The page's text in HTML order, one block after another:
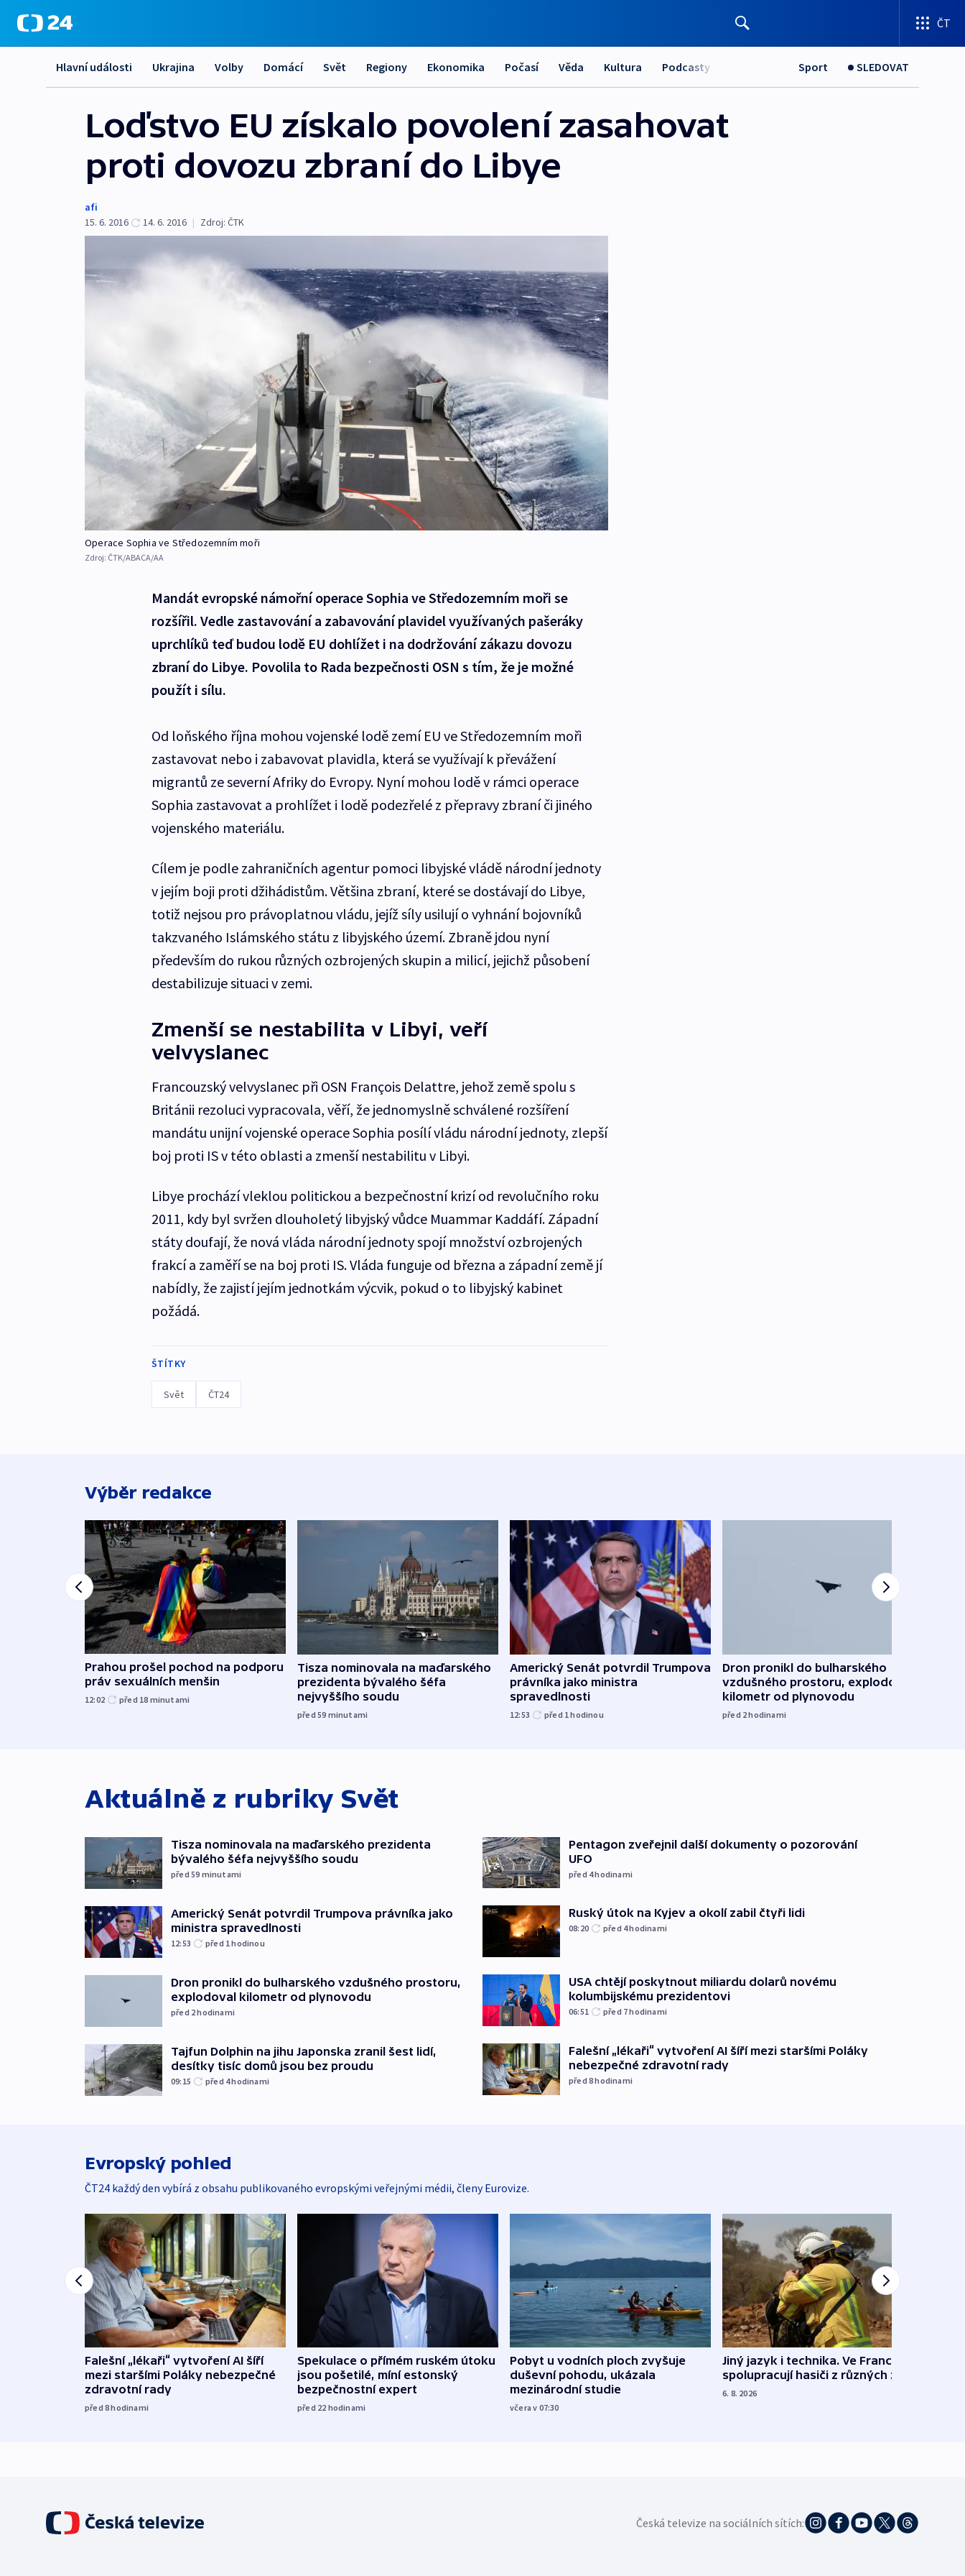
ČT
Hlavní události Ukrajina Volby Domácí Svět Regiony Ekonomika Počasí Věda Kultura Podcasty Sport SLEDOVAT
Loďstvo EU získalo povolení zasahovat
proti dovozu zbraní do Libye
afi
15. 6. 2016
14. 6. 2016 | Zdroj: ČTK
Operace Sophia ve Středozemním moři
Zdroj: ČTK/ABACA/AA
Mandát evropské námořní operace Sophia ve Středozemním moři se
rozšířil. Vedle zastavování a zabavování plavidel využívaných pašeráky
uprchlíků teď budou lodě EU dohlížet i na dodržování zákazu dovozu
zbraní do Libye. Povolila to Rada bezpečnosti OSN s tím, že je možné
použít i sílu.
Od loňského října mohou vojenské lodě zemí EU ve Středozemním moři
zastavovat nebo i zabavovat plavidla, která se využívají k převážení
migrantů ze severní Afriky do Evropy. Nyní mohou lodě v rámci operace
Sophia zastavovat a prohlížet i lodě podezřelé z přepravy zbraní či jiného
vojenského materiálu.
Cílem je podle zahraničních agentur pomoci libyjské vládě národní jednoty
v jejím boji proti džihádistům. Většina zbraní, které se dostávají do Libye,
totiž nejsou pro právoplatnou vládu, jejíž síly usilují o vyhnání bojovníků
takzvaného Islámského státu z libyjského území. Zbraně jdou nyní
především do rukou různých ozbrojených skupin a milicí, jejichž působení
destabilizuje situaci v zemi.
Zmenší se nestabilita v Libyi, veří
velvyslanec
Francouzský velvyslanec při OSN François Delattre, jehož země spolu s
Británii rezoluci vypracovala, věří, že jednomyslně schválené rozšíření
mandátu unijní vojenské operace Sophia posílí vládu národní jednoty, zlepší
boj proti IS v této oblasti a zmenší nestabilitu v Libyi.
Libye prochází vleklou politickou a bezpečnostní krizí od revolučního roku
2011, kdy byl svržen dlouholetý libyjský vůdce Muammar Kaddáfí. Západní
státy doufají, že nová vláda národní jednoty spojí množství ozbrojených
frakcí a zaměří se na boj proti IS. Vláda funguje od března a západní země jí
nabídly, že zajistí jejím jednotkám výcvik, pokud o to libyjský kabinet
požádá.
ŠTÍTKY
Svět ČT24
Výběr redakce
Prahou prošel pochod na podporu
práv sexuálních menšin
12:02 před 18 minutami
Tisza nominovala na maďarského
prezidenta bývalého šéfa
nejvyššího soudu
před 59 minutami
Americký Senát potvrdil Trumpova
právníka jako ministra
spravedlnosti
12:53 před 1hodinou
Dron pronikl do bulharského
vzdušného prostoru, explodoval
kilometr od plynovodu
před 2hodinami
Aktuálně z rubriky Svět
Tisza nominovala na maďarského prezidenta
bývalého šéfa nejvyššího soudu
před 59 minutami
Americký Senát potvrdil Trumpova právníka jako
ministra spravedlnosti
12:53 před 1hodinou
Dron pronikl do bulharského vzdušného prostoru,
explodoval kilometr od plynovodu
před 2hodinami
Tajfun Dolphin na jihu Japonska zranil šest lidí,
desítky tisíc domů jsou bez proudu
09:15 před 4hodinami
Pentagon zveřejnil další dokumenty o pozorování
UFO
před 4hodinami
Ruský útok na Kyjev a okolí zabil čtyři lidi
08:20 před 4hodinami
USA chtějí poskytnout miliardu dolarů novému
kolumbijskému prezidentovi
06:51 před 7hodinami
Falešní „lékaři“ vytvoření AI šíří mezi staršími Poláky
nebezpečné zdravotní rady
před 8hodinami
Evropský pohled
ČT24 každý den vybírá z obsahu publikovaného evropskými veřejnými médii, členy Eurovize.
Falešní „lékaři“ vytvoření AI šíří
mezi staršími Poláky nebezpečné
zdravotní rady
před 8hodinami
Spekulace o přímém ruském útoku
jsou pošetilé, míní estonský
bezpečnostní expert
před 22 hodinami
Pobyt u vodních ploch zvyšuje
duševní pohodu, ukázala
mezinárodní studie
včera v 07:30
Jiný jazyk i technika. Ve Francii
spolupracují hasiči z různých zemí
6. 8. 2026
Česká televize na sociálních sítích: